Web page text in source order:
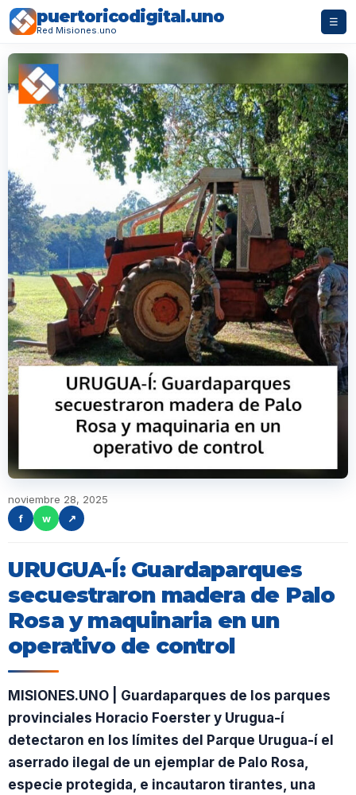
puertoricodigital.uno
Red Misiones.uno
☰
noviembre 28, 2025
f
w ↗
URUGUA-Í: Guardaparques
secuestraron madera de Palo
Rosa y maquinaria en un
operativo de control
MISIONES.UNO | Guardaparques de los parques
provinciales Horacio Foerster y Urugua-í
detectaron en los límites del Parque Urugua-í el
aserrado ilegal de un ejemplar de Palo Rosa,
especie protegida, e incautaron tirantes, una